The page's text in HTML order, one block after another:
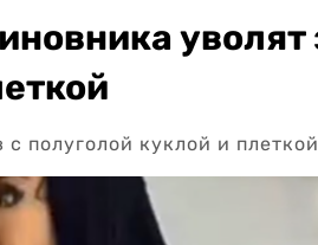
уволят
полуголой куклой и плеткой